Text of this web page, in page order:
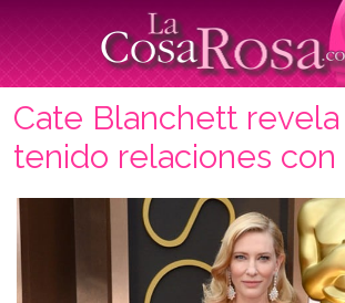
Cate Blanchett
tenido relaciones con